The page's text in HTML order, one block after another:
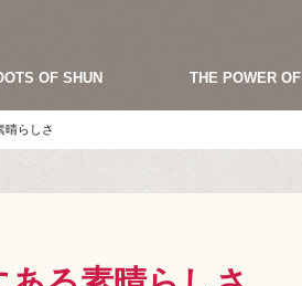
OF SHUN THE POWER
晴らしさ